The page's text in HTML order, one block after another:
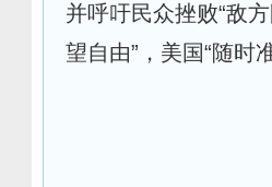
并呼吁民众挫败“敌
望自由”，美国“随时